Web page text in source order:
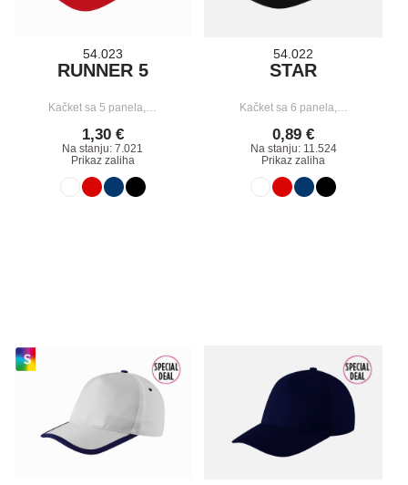
54.023
RUNNER 5
Kačket sa 5 panela,…
1,30 €
Na stanju: 7.021
Prikaz zaliha
54.022
STAR
Kačket sa 6 panela,…
0,89 €
Na stanju: 11.524
Prikaz zaliha